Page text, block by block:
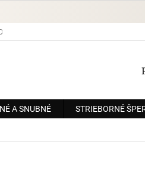
A PLATBA OCHRANA
A SNUBNÉ STRIEBORNÉ